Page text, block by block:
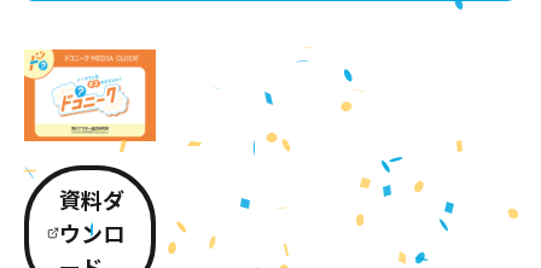
資料ダ
ウンロ